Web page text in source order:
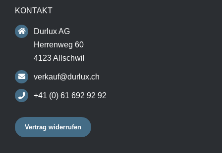
KONTAKT
Durlux AG
Herrenweg 60
4123 Allschwil
verkauf@durlux.ch
+41 (0) 61 692 92 92
Vertrag widerrufen